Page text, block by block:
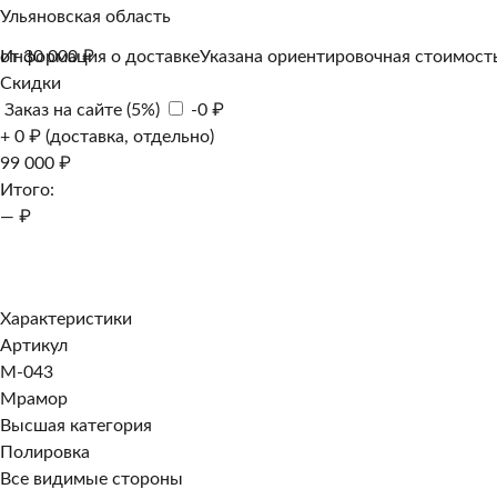
Ульяновская область
Информация о доставкеУказана ориентировочная
от 30 000 ₽
Скидки
Заказ на сайте (5%)
-0 ₽
+ 0 ₽ (доставка, отдельно)
99 000 ₽
Итого:
— ₽
Характеристики
Артикул
M-043
Мрамор
Высшая категория
Полировка
Все видимые стороны